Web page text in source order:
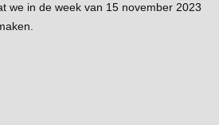
we in de week van 15 november 2023